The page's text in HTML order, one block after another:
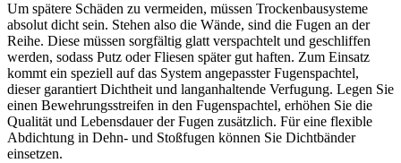
Um spätere Schäden zu vermeiden, müssen Trockenbausysteme
absolut dicht sein. Stehen also die Wände, sind die Fugen an der
Reihe. Diese müssen sorgfältig glatt verspachtelt und geschliffen
werden, sodass Putz oder Fliesen später gut haften. Zum Einsatz
kommt ein speziell auf das System angepasster Fugenspachtel,
dieser garantiert Dichtheit und langanhaltende Verfugung. Legen Sie
einen Bewehrungsstreifen in den Fugenspachtel, erhöhen Sie die
Qualität und Lebensdauer der Fugen zusätzlich. Für eine flexible
Abdichtung in Dehn- und Stoßfugen können Sie Dichtbänder
einsetzen.